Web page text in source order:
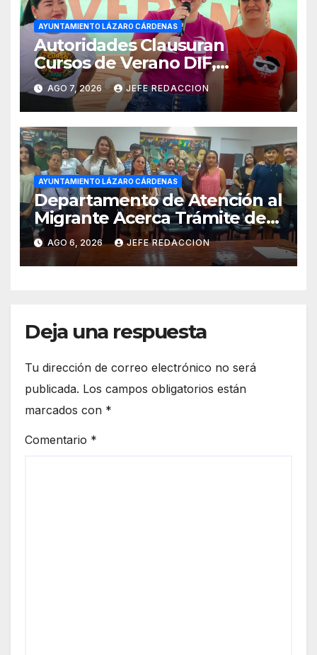
AYUNTAMIENTO LÁZARO CÁRDENAS
Autoridades Clausuran
Cursos de Verano DIF,
Seguridad Pública y Casa de
Cultura 2026
AGO 7, 2026 JEFE REDACCION
AYUNTAMIENTO LÁZARO CÁRDENAS
Departamento de Atención al
Migrante Acerca Trámite de
Pasaportes Estadounidenses
a Residentes de Lázaro
Cárdenas
AGO 6, 2026 JEFE REDACCION
Deja una respuesta
Tu dirección de correo electrónico no será
publicada. Los campos obligatorios están
marcados con *
Comentario *